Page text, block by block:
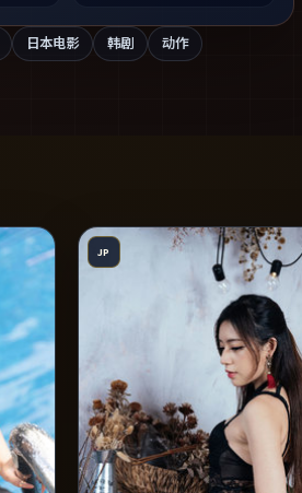
日本电影 韩剧 动作
JP